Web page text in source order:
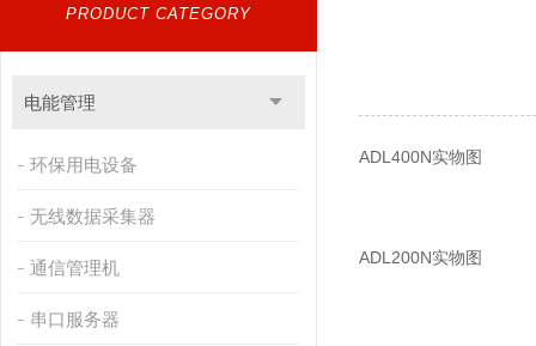
PRODUCT CATEGORY
电能管理
环保用电设备
无线数据采集器
通信管理机
串口服务器
ADL400N实物图
ADL200N实物图